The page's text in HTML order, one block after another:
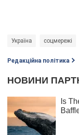
Україна соцмережі
Редакційна політика